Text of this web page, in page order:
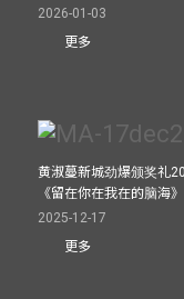
2026-01-03
更多
黄淑蔓新城劲爆颁奖礼
《留在你在我在的脑海
2025-12-17
更多